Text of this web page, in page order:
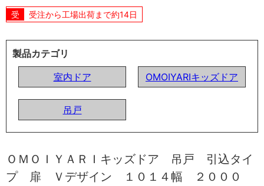
受注から工場出荷まで約14日
製品カテゴリ
室内ドア
OMOIYARIキッズドア
吊戸
ＯＭＯＩＹＡＲＩキッズドア 吊戸 引込タイ
プ 扉 Ｖデザイン １０１４幅 ２０００